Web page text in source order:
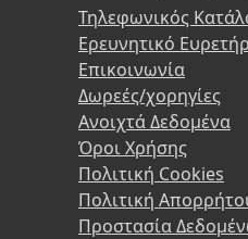
Τηλεφωνικός
Ερευνητικό
Επικοινωνία
Δωρεές/χορηγίες
Ανοιχτά Δεδομένα
Όροι Χρήσης
Πολιτική Cookies
Πολιτική
Προστασία